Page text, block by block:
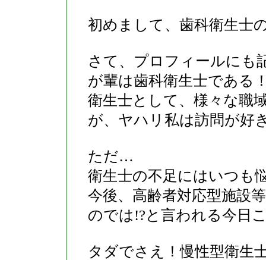
初めまして、歯科衛生士
さて、プロフィールにも
が輩は歯科衛生士である
衛生士として、様々な職
が、ヤハリ私は訪問が好
ただ…
衛生士の不足にはいつも
今後、高齢者対応型施設
のでは!?と言われる今日
タダでさえ！慢性型衛生